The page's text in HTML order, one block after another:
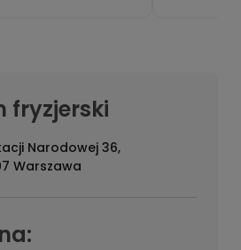
fryzjerski
Narodowej 36,
Warszawa